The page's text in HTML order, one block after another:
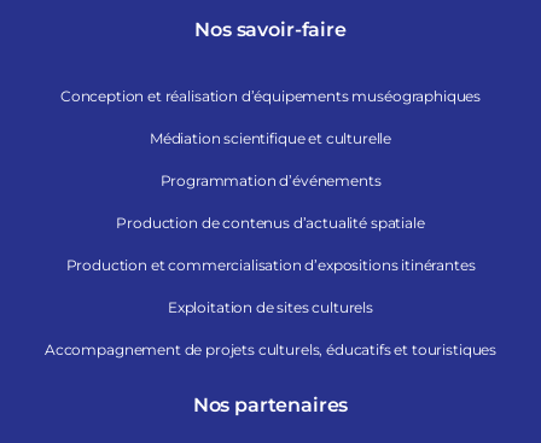
Nos savoir-faire
Conception et réalisation d’équipements muséographiques
Médiation scientifique et culturelle
Programmation d’événements
Production de contenus d’actualité spatiale
Production et commercialisation d’expositions itinérantes
Exploitation de sites culturels
Accompagnement de projets culturels, éducatifs et touristiques
Nos partenaires